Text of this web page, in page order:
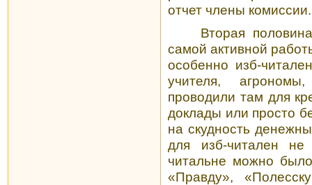
отчет члены комиссии.
Вторая
самой активной
особенно изб-
учителя,
проводили там для
доклады или просто
на скудность
для изб-читален
читальне можно
«Правду»,